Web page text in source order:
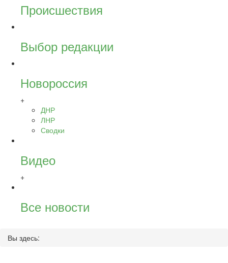
Происшествия
Выбор редакции
Новороссия
+
ДНР
ЛНР
Сводки
Видео
+
Все новости
Вы здесь: